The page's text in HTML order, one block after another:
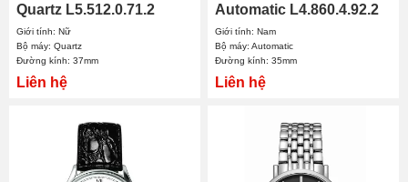
Quartz L5.512.0.71.2
37mm Nữ
Giới tính: Nữ
Bộ máy: Quartz
Đường kính: 37mm
Liên hệ
Automatic L4.860.4.92.2
35mm Nam
Giới tính: Nam
Bộ máy: Automatic
Đường kính: 35mm
Liên hệ